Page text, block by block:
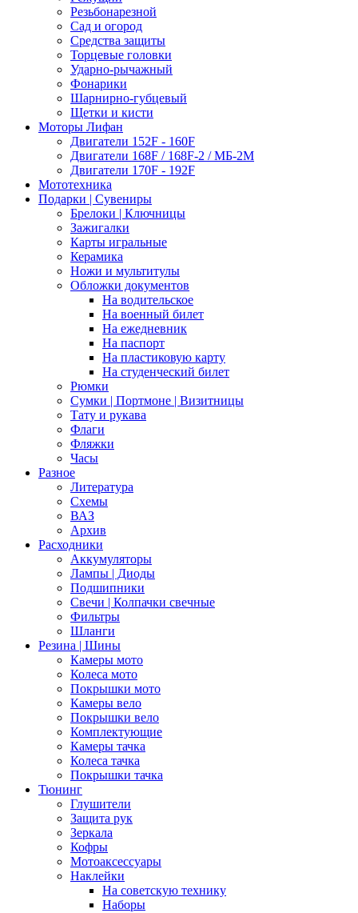
Резьбонарезной
Сад и огород
Средства защиты
Торцевые головки
Ударно-рычажный
Фонарики
Шарнирно-губцевый
Щетки и кисти
Моторы Лифан
Двигатели 152F - 160F
Двигатели 168F / 168F-2 / МБ-2М
Двигатели 170F - 192F
Мототехника
Подарки | Сувениры
Брелоки | Ключницы
Зажигалки
Карты игральные
Керамика
Ножи и мультитулы
Обложки документов
На водительское
На военный билет
На ежедневник
На паспорт
На пластиковую карту
На студенческий билет
Рюмки
Сумки | Портмоне | Визитницы
Тату и рукава
Флаги
Фляжки
Часы
Разное
Литература
Схемы
ВАЗ
Архив
Расходники
Аккумуляторы
Лампы | Диоды
Подшипники
Свечи | Колпачки свечные
Фильтры
Шланги
Резина | Шины
Камеры мото
Колеса мото
Покрышки мото
Камеры вело
Покрышки вело
Комплектующие
Камеры тачка
Колеса тачка
Покрышки тачка
Тюнинг
Глушители
Защита рук
Зеркала
Кофры
Мотоаксессуары
Наклейки
На советскую технику
Наборы